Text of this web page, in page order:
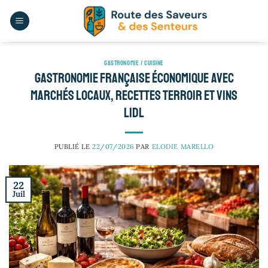
GASTRONOMIE / CUISINE
Gastronomie française économique avec
marchés locaux, recettes terroir et vins
Lidl
PUBLIÉ LE22/07/2026 PAR ELODIE MARELLO
22
Juil